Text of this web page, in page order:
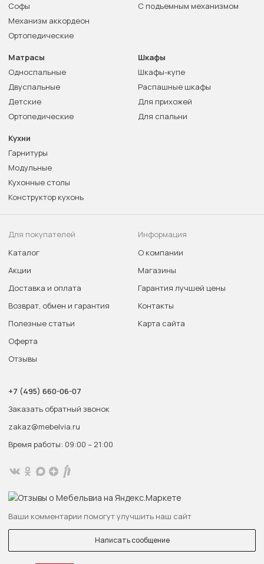
Софы
Механизм аккордеон
Ортопедические
С подъемным механизмом
Матрасы
Односпальные
Двуспальные
Детские
Ортопедические
Шкафы
Шкафы-купе
Распашные шкафы
Для прихожей
Для спальни
Кухни
Гарнитуры
Модульные
Кухонные столы
Конструктор кухонь
Для покупателей
Каталог
Акции
Доставка и оплата
Возврат, обмен и гарантия
Полезные статьи
Оферта
Отзывы
Информация
О компании
Магазины
Гарантия лучшей цены
Контакты
Карта сайта
+7 (495) 660-06-07
Заказать обратный звонок
zakaz@mebelvia.ru
Время работы: 09:00 – 21:00
Ваши комментарии помогут улучшить наш сайт
Написать сообщение